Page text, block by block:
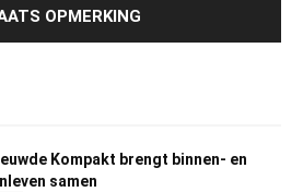
Kompakt brengt binnen- en
samen